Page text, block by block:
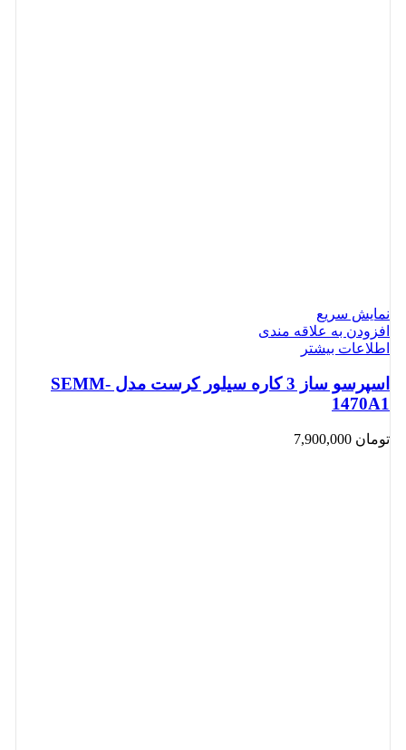
نمایش سریع
افزودن به علاقه مندی
اطلاعات بیشتر
اسپرسو ساز 3 کاره سیلور کرست مدل SEMM-
1470A1
تومان